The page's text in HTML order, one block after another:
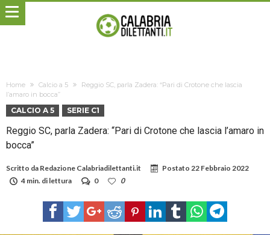
Home Calcio a 5
Reggio SC, parla Zadera: “Pari di Crotone che lascia
l’amaro in bocca”
CALCIO A 5 SERIE C1
Reggio SC, parla Zadera: “Pari di Crotone che lascia l’amaro in
bocca”
Scritto da Redazione Calabriadilettanti.it Postato 22 Febbraio 2022
4 min. di lettura
0 0